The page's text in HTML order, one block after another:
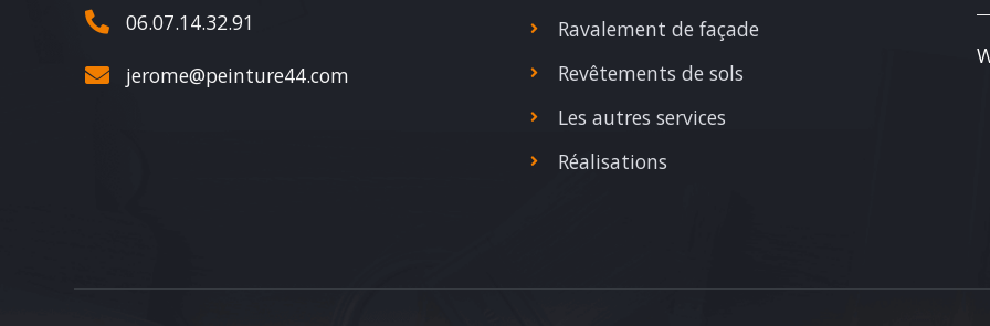
06.07.14.32.91
jerome@peinture44.com
Ravalement de façade
Revêtements de sols
Les autres services
Réalisations